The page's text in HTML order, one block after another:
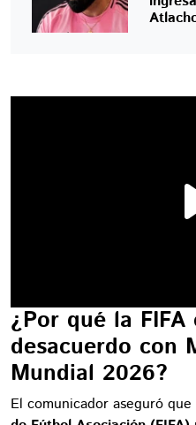
¿Por qué la FIFA
desacuerdo con
Mundial 2026?
El comunicador aseguró que